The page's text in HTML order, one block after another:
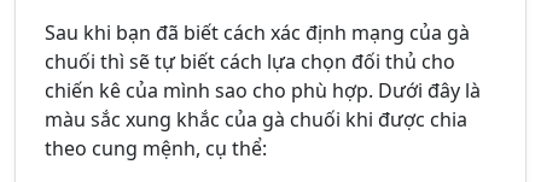
Sau khi bạn đã biết cách xác định mạng của gà
chuối thì sẽ tự biết cách lựa chọn đối thủ cho
chiến kê của mình sao cho phù hợp. Dưới đây là
màu sắc xung khắc của gà chuối khi được chia
theo cung mệnh, cụ thể: